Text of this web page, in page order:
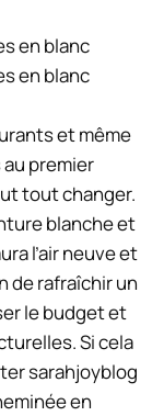
et même
premier
tout changer.
blanche et
l’air neuve et
de rafraîchir un
le budget et
Si cela
sarahjoyblog
en